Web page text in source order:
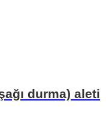
durma) aleti